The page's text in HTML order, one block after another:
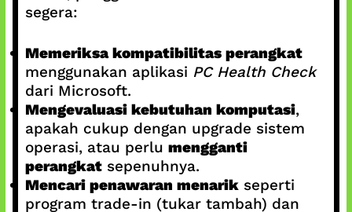
segera:
Memeriksa kompatibilitas perangkat
menggunakan aplikasi PC Health Check
dari Microsoft.
Mengevaluasi kebutuhan komputasi,
apakah cukup dengan upgrade sistem
operasi, atau perlu mengganti
perangkatsepenuhnya.
Mencari penawaran menarikseperti
program trade-in (tukar tambah) dan